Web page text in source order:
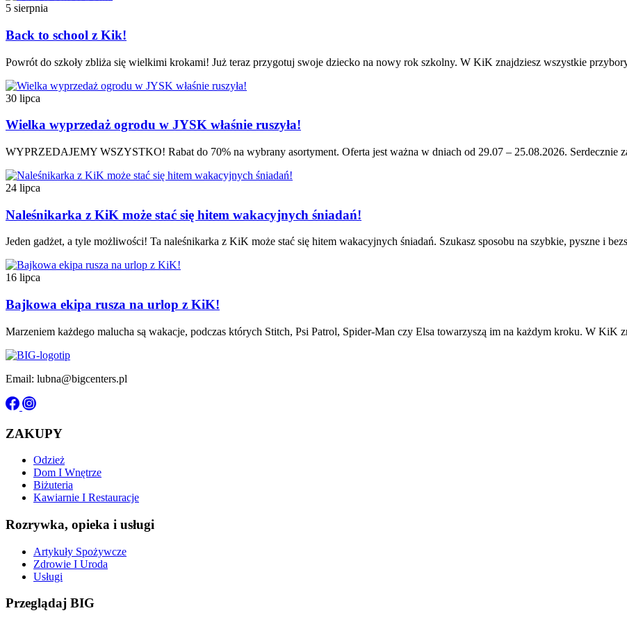
5 sierpnia
Back to school z Kik!
Powrót do szkoły zbliża się wielkimi krokami! Już teraz przygotuj swoje dziecko na nowy rok szkolny. W KiK znajdziesz wszystkie
30 lipca
Wielka wyprzedaż ogrodu w JYSK właśnie ruszyła!
WYPRZEDAJEMY WSZYSTKO! Rabat do 70% na wybrany asortyment. Oferta jest ważna w dniach od 29.07 – 25.08.2026. Serdecznie
24 lipca
Naleśnikarka z KiK może stać się hitem wakacyjnych śniadań!
Jeden gadżet, a tyle możliwości! Ta naleśnikarka z KiK może stać się hitem wakacyjnych śniadań. Szukasz sposobu na szybkie, pyszne i
16 lipca
Bajkowa ekipa rusza na urlop z KiK!
Marzeniem każdego malucha są wakacje, podczas których Stitch, Psi Patrol, Spider-Man czy Elsa towarzyszą im na każdym kroku. W KiK
Email: lubna@bigcenters.pl
ZAKUPY
Odzież
Dom I Wnętrze
Biżuteria
Kawiarnie I Restauracje
Rozrywka, opieka i usługi
Artykuły Spożywcze
Zdrowie I Uroda
Usługi
Przeglądaj BIG